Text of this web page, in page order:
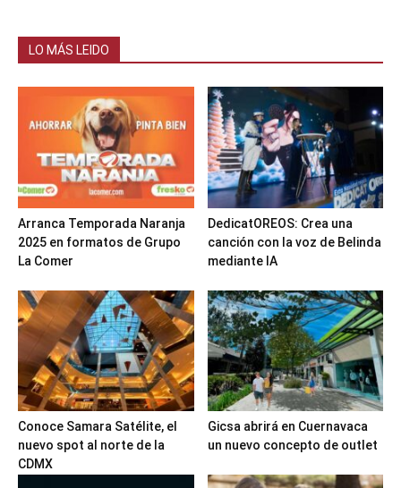
LO MÁS LEIDO
Arranca Temporada Naranja
2025 en formatos de Grupo
La Comer
DedicatOREOS: Crea una
canción con la voz de Belinda
mediante IA
Conoce Samara Satélite, el
nuevo spot al norte de la
CDMX
Gicsa abrirá en Cuernavaca
un nuevo concepto de outlet